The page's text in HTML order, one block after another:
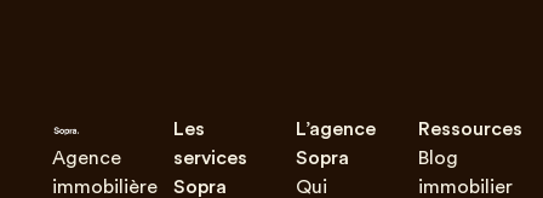
Agence
immobilière
Les
services
Sopra
L’agence
Sopra
Qui
Ressources
Blog
immobilier